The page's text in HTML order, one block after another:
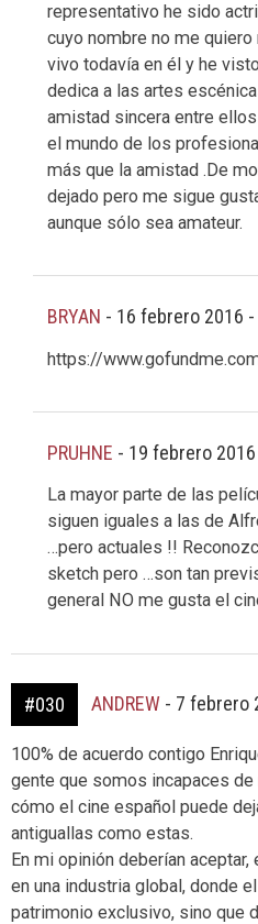
representativo he sido
cuyo nombre no me
vivo todavía en él y he
dedica a las artes
amistad sincera entre
el mundo de los
más que la amistad .De
dejado pero me sigue
aunque sólo sea amateur.
BRYAN - 16 febrero 2016 -
https://
PRUHNE - 19 febrero
La mayor parte de las
siguen iguales a las de
…pero actuales !!
sketch pero …son tan
general NO me gusta el
#030 ANDREW - 7 febrero
100% de acuerdo contigo
gente que somos incapaces
cómo el cine español puede
antiguallas como estas.
En mi opinión deberían
en una industria global, donde
patrimonio exclusivo, sino que